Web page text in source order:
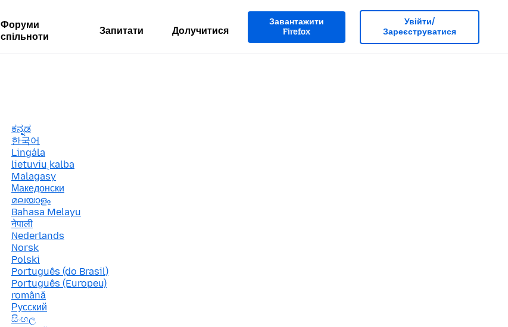
Форуми
спільноти
Запитати Долучитися
Завантажити
Firefox
Увійти/
Зареєструватися
ಕನ್ನಡ
한국어
Lingála
lietuvių kalba
Malagasy
Македонски
മലയാളം
Bahasa Melayu
नेपाली
Nederlands
Norsk
Polski
Português (do Brasil)
Português (Europeu)
română
Русский
සිංහල